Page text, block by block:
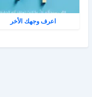
اعرف وجهك الأخر